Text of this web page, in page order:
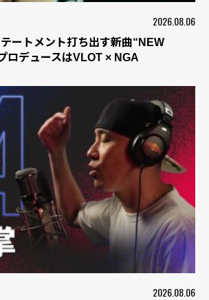
2026.08.06
ートメント打ち出す新曲“NEW
デュースはVLOT × NGA
2026.08.06